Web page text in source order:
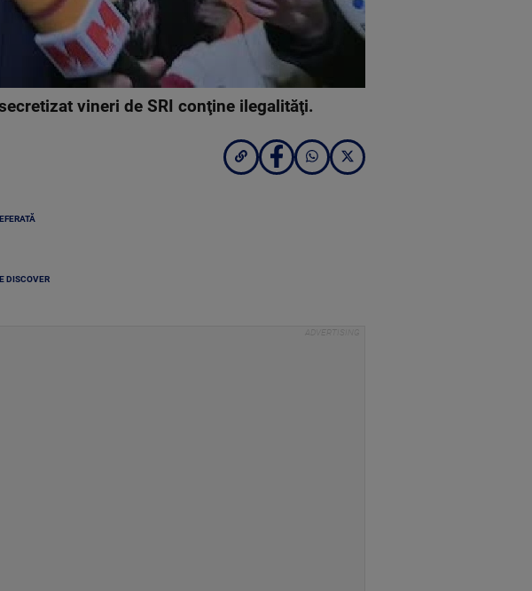
vineri de SRI conţine ilegalităţi.
DISCOVER